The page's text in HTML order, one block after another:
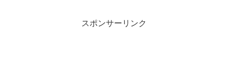
スポンサーリンク